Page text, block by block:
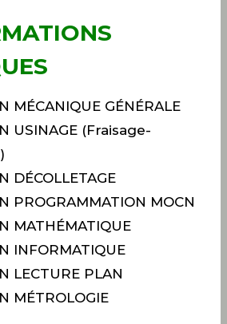
MÉCANIQUE GÉNÉRALE
USINAGE (Fraisage-
DÉCOLLETAGE
PROGRAMMATION MOCN
MATHÉMATIQUE
INFORMATIQUE
LECTURE PLAN
MÉTROLOGIE